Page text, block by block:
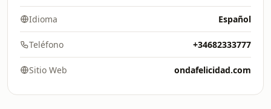
Idioma Español
Teléfono +34682333777
Sitio Web ondafelicidad.com